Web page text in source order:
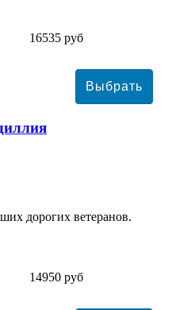
16535 руб
дорогих ветеранов.
14950 руб